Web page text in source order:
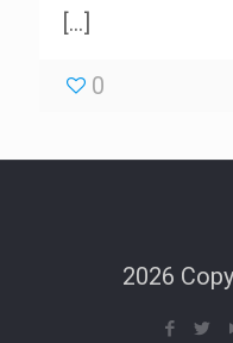
[…]
0
2026